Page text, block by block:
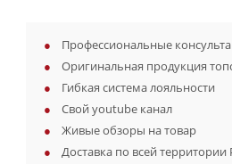
Профессиональные
Оригинальная продукция
Гибкая система лояльности
Свой youtube канал
Живые обзоры на товар
Доставка по всей